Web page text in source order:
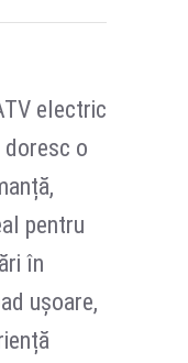
electric
doresc o
pentru
în
ușoare,